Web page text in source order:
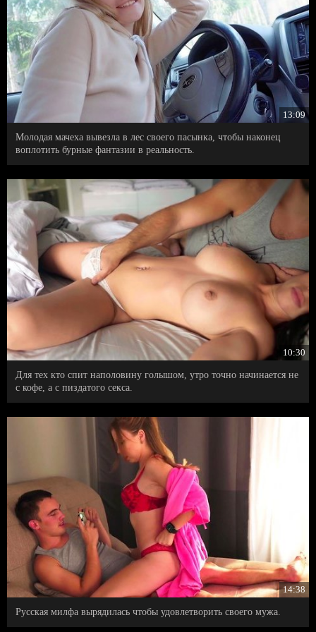
13:09
Молодая мачеха вывезла в лес своего пасынка, чтобы наконец
воплотить бурные фантазии в реальность.
10:30
Для тех кто спит наполовину голышом, утро точно начинается не
с кофе, а с пиздатого секса.
14:38
Русская милфа вырядилась чтобы удовлетворить своего мужа.